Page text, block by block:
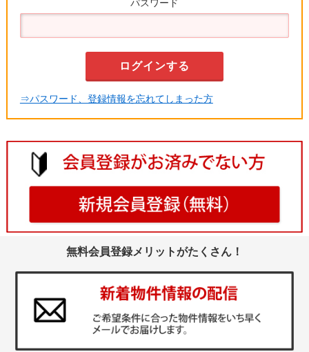
パスワード
⇒パスワード、登録情報を忘れてしまった方
無料会員登録メリットがたくさん！